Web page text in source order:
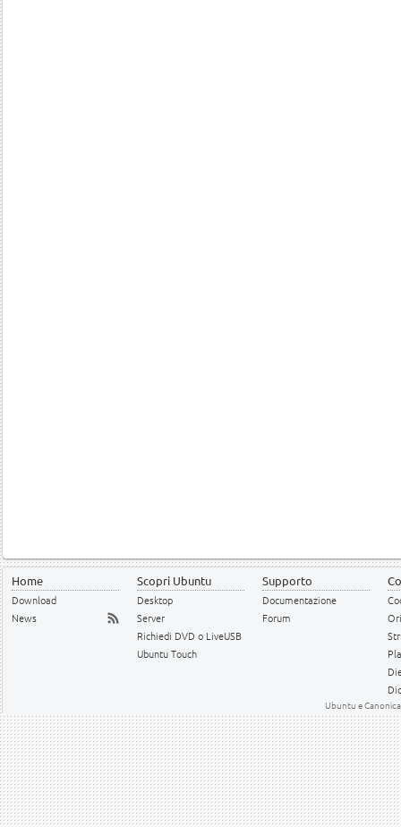
Home
Download
News
Scopri Ubuntu
Desktop
Server
Richiedi DVD o LiveUSB
Ubuntu Touch
Supporto
Documentazione
Forum
Ubuntu e